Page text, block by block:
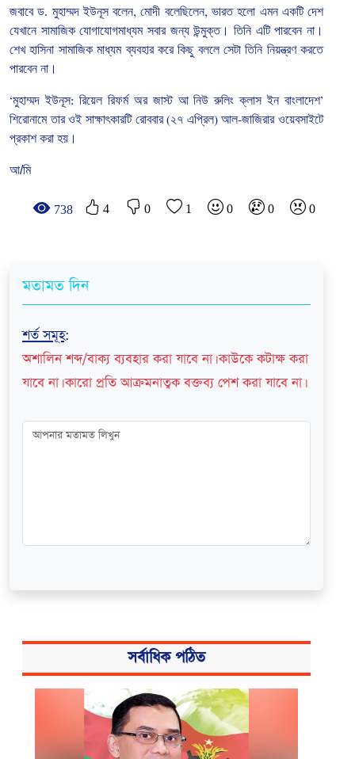
জবাবে ড. মুহাম্মদ ইউনূস বলেন,মোদী বলেছিলেন, ভারত হলো এমন একটি দেশ
যেখানে সামাজিক যোগাযোগমাধ্যম সবার জন্য উন্মুক্ত। তিনি এটি পারবেন না।
শেখ হাসিনা সামাজিক মাধ্যম ব্যবহার করে কিছু বললে সেটা তিনি নিয়ন্ত্রণ করতে
পারবেন না।
‘মুহাম্মদ ইউনূস: রিয়েল রিফর্ম অর জাস্ট আ নিউ রুলিং ক্লাস ইন বাংলাদেশ’
শিরোনামে তার ওই সাক্ষাৎকারটি রোববার(২৭ এপ্রিল)আল-জাজিরার ওয়েবসাইটে
প্রকাশ করা হয়।
আ/মি
738 4 0 1 0 0 0
মতামত দিন
শর্ত সমূহ:
অশালিন শব্দ/বাক্য ব্যবহার করা যাবে না। কাউকে কটাক্ষ করা
যাবে না। কারো প্রতি আক্রমনাত্বক বক্তব্য পেশ করা যাবে না।
সর্বাধিক পঠিত